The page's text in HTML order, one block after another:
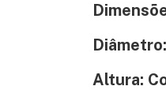
Altura: